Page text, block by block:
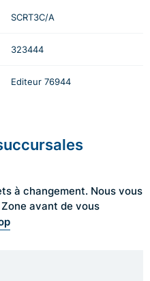
SCRT3C/A
323444
Editeur 76944
à changement. Nous vous
avant de vous